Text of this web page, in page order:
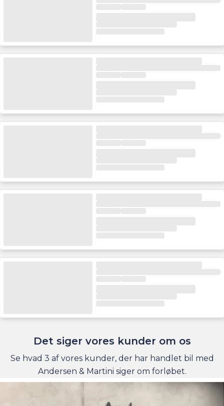
Det siger vores kunder om os
Se hvad 3 af vores kunder, der har handlet bil med
Andersen & Martini siger om forløbet.